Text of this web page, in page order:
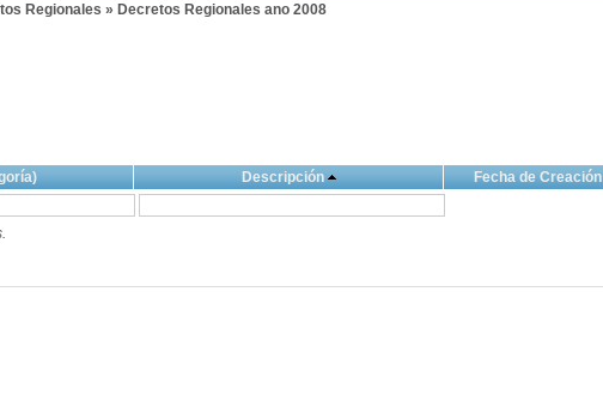
Regionales » Decretos Regionales ano 2008
Descripción Fecha de Creación